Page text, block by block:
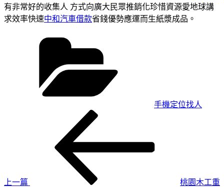
有非常好的收集人 方式向廣大民眾推銷化珍惜資源愛地球講
求效率快速中和汽車借款省錢優勢應運而生紙漿成品。
手機定位找人
上一篇
桃園木工重